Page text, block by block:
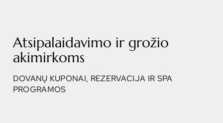
Atsipalaidavimo ir grožio
akimirkoms
DOVANŲ KUPONAI, REZERVACIJA IR SPA
PROGRAMOS